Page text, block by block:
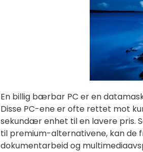
En billig bærbar PC er en
Disse PC-ene er ofte rettet mot
sekundær enhet til en lavere pris.
til premium-alternativene, kan de
dokumentarbeid og